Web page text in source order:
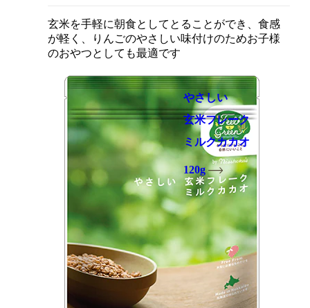
玄米を手軽に朝食としてとることができ、食感
が軽く、りんごのやさしい味付けのためお子様
のおやつとしても最適です
やさしい
玄米フレーク
ミルクカカオ
120g